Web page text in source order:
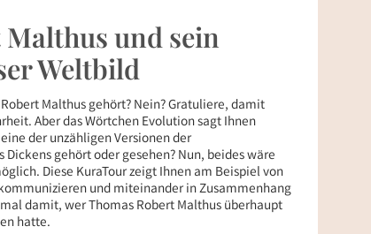
und sein
Weltbild
Malthus gehört? Nein? Gratuliere, damit
Aber das Wörtchen Evolution sagt Ihnen
der unzähligen Versionen der
gehört oder gesehen? Nun, beides wäre
Diese KuraTour zeigt Ihnen am Beispiel von
und miteinander in Zusammenhang
damit, wer Thomas Robert Malthus überhaupt
hatte.